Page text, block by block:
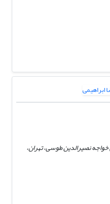
نصیرالدین طوسی، تهران،